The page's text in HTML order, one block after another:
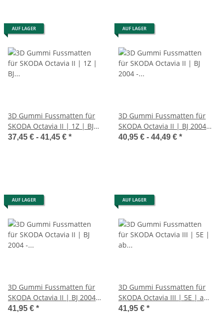
AUF LAGER
3D Gummi Fussmatten für
SKODA Octavia II | 1Z | BJ
2004-2013 | passgenau +
37,45 € - 41,45 € *
AUF LAGER
3D Gummi Fussmatten für
SKODA Octavia II | BJ 2004 -
2013 | mit Rand
40,95 € - 44,49 € *
AUF LAGER
3D Gummi Fussmatten für
SKODA Octavia II | BJ 2004 -
2013 | mit Rand passgenau
41,95 € *
AUF LAGER
3D Gummi Fussmatten für
SKODA Octavia III | 5E | ab
BJ 2012> | passgenau +
41,95 € *